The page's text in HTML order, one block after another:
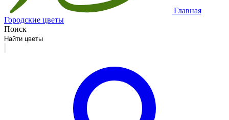
Главная
Городские цветы
Поиск